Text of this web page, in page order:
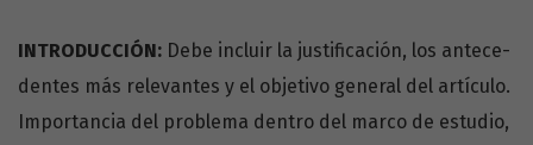
INTRODUCCIÓN: Debe incluir la justificación, los antece­
dentes más relevantes y el objetivo general del artículo.
Importancia del problema dentro del marco de estudio,